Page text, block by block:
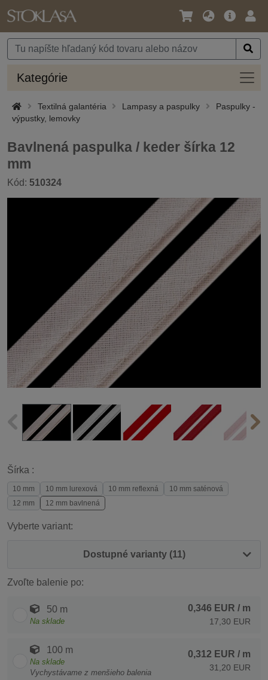
Jazyk
Mena
Hlavná
Kategórie
Textilná galantéria Lampasy a paspulky
Paspulky -
výpustky, lemovky
Bavlnená paspulka / keder šírka 12
mm
Kód: 510324
Šírka :
10 mm 10 mm lurexová 10 mm reflexná
10 mm saténová
12 mm
12 mm bavlnená
Vyberte variant:
Dostupné varianty (11)
Zvoľte balenie po:
50 m
Na sklade
0,346 EUR / m
17,30 EUR
100 m
Na sklade
Vychystávame z menšieho balenia
0,312 EUR / m
31,20 EUR